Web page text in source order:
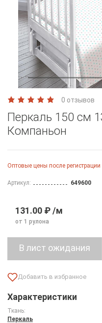
0 отзывов
Перкаль 150 см
Компаньон
Оптовые цены после регистрации
Артикул: 649600
131.00 ₽ /м
от 1 рулона
Характеристики
Ткань:
Перкаль